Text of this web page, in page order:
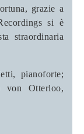
grazie a
si è
straordinaria
pianoforte;
von Otterloo,